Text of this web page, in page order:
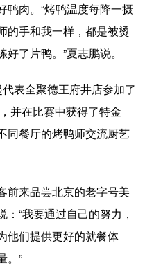
云南 西藏
青海 宁夏
鸭肉。“烤鸭温度每降一摄
的手和我一样，都是被烫
了片鸭。”夏志鹏说。
表全聚德王府井店参加了
并在比赛中获得了特金
同餐厅的烤鸭师交流厨艺
来品尝北京的老字号美
“我要通过自己的努力，
他们提供更好的就餐体
。”